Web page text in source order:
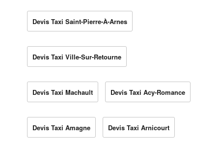
Devis Taxi Saint-Pierre-À-Arnes
Devis Taxi Ville-Sur-Retourne
Devis Taxi Machault Devis Taxi Acy-Romance
Devis Taxi Amagne Devis Taxi Arnicourt